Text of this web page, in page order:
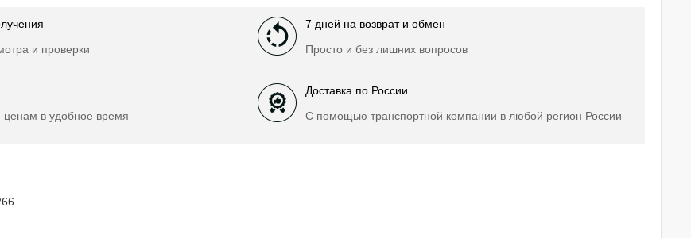
и проверки
7 дней на возврат и обмен
Просто и без лишних вопросов
в удобное время
Доставка по России
С помощью транспортной компании в любой регион России